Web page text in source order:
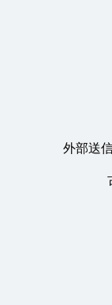
外部送